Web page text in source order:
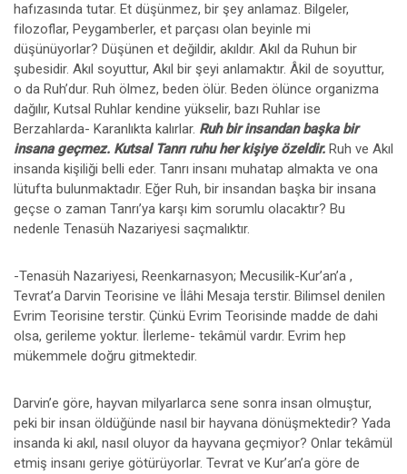
hafızasında tutar. Et düşünmez, bir şey anlamaz. Bilgeler,
filozoflar, Peygamberler, et parçası olan beyinle mi
düşünüyorlar? Düşünen et değildir, akıldır. Akıl da Ruhun bir
şubesidir. Akıl soyuttur, Akıl bir şeyi anlamaktır. Âkil de soyuttur,
o da Ruh’dur. Ruh ölmez, beden ölür. Beden ölünce organizma
dağılır, Kutsal Ruhlar kendine yükselir, bazı Ruhlar ise
Berzahlarda- Karanlıkta kalırlar. Ruh bir insandan başka bir
insana geçmez. Kutsal Tanrı ruhu her kişiye özeldir. Ruh ve Akıl
insanda kişiliği belli eder. Tanrı insanı muhatap almakta ve ona
lütufta bulunmaktadır. Eğer Ruh, bir insandan başka bir insana
geçse o zaman Tanrı’ya karşı kim sorumlu olacaktır? Bu
nedenle Tenasüh Nazariyesi saçmalıktır.
-Tenasüh Nazariyesi, Reenkarnasyon; Mecusilik-Kur’an’a ,
Tevrat’a Darvin Teorisine ve İlâhi Mesaja terstir. Bilimsel denilen
Evrim Teorisine terstir. Çünkü Evrim Teorisinde madde de dahi
olsa, gerileme yoktur. İlerleme- tekâmül vardır. Evrim hep
mükemmele doğru gitmektedir.
Darvin’e göre, hayvan milyarlarca sene sonra insan olmuştur,
peki bir insan öldüğünde nasıl bir hayvana dönüşmektedir? Yada
insanda ki akıl, nasıl oluyor da hayvana geçmiyor? Onlar tekâmül
etmiş insanı geriye götürüyorlar. Tevrat ve Kur’an’a göre de